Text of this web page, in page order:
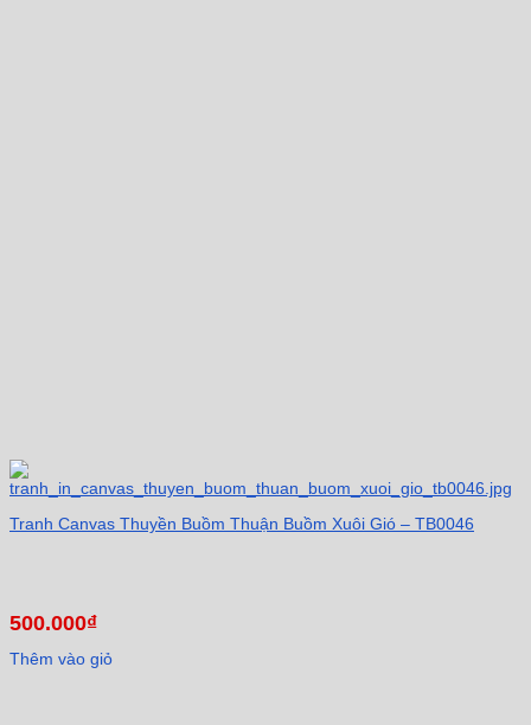
Tranh Canvas Thuyền Buồm Thuận Buồm Xuôi Gió – TB0046
500.000₫
Thêm vào giỏ